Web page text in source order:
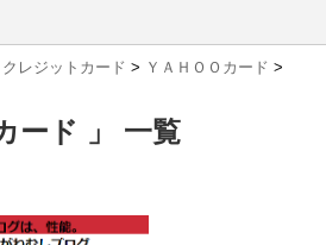
クレジットカード > ＹＡＨＯＯカード >
ード 」 一覧